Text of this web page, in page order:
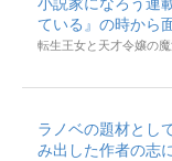
小説家になろう連
ている』の時から
転生王女と天才令嬢の
ラノベの題材とし
み出した作者の志